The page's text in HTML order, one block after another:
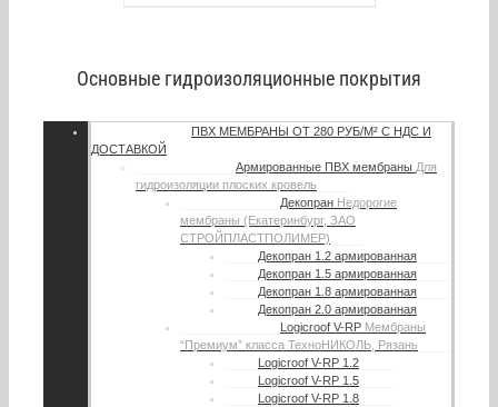
Основные гидроизоляционные покрытия
ПВХ МЕМБРАНЫ ОТ 280 РУБ/М² С НДС И
ДОСТАВКОЙ
Армированные ПВХ мембраны Для
гидроизоляции плоских кровель
Декопран Недорогие
мембраны (Екатеринбург, ЗАО
СТРОЙПЛАСТПОЛИМЕР)
Декопран 1.2 армированная
Декопран 1.5 армированная
Декопран 1.8 армированная
Декопран 2.0 армированная
Logicroof V-RP Мембраны
“Премиум” класса ТехноНИКОЛЬ, Рязань
Logicroof V-RP 1.2
Logicroof V-RP 1.5
Logicroof V-RP 1.8